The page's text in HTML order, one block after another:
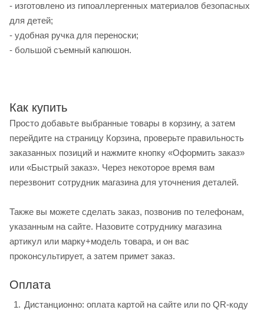
- изготовлено из гипоаллергенных материалов безопасных
для детей;
- удобная ручка для переноски;
- большой съемный капюшон.
Как купить
Просто добавьте выбранные товары в корзину, а затем
перейдите на страницу Корзина, проверьте правильность
заказанных позиций и нажмите кнопку «Оформить заказ»
или «Быстрый заказ». Через некоторое время вам
перезвонит сотрудник магазина для уточнения деталей.
Также вы можете сделать заказ, позвонив по телефонам,
указанным на сайте. Назовите сотруднику магазина
артикул или марку+модель товара, и он вас
проконсультирует, а затем примет заказ.
Оплата
Дистанционно: оплата картой на сайте или по QR-коду